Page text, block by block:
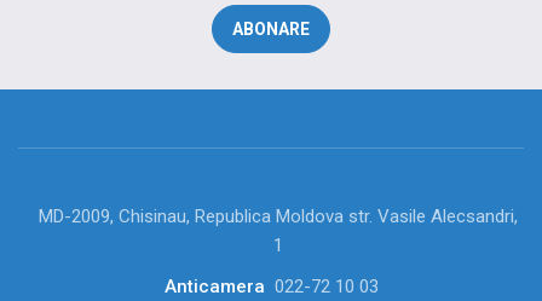
MD-2009, Chisinau, Republica Moldova str. Vasile Alecsandri,
1
Anticamera 022-72 10 03